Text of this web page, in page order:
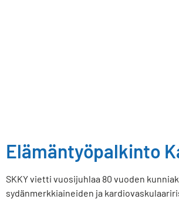
Elämäntyöpalkinto
SKKY vietti vuosijuhlaa 80 vuoden
sydänmerkkiaineiden ja